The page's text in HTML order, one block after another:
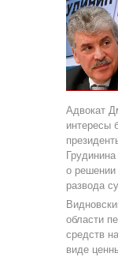
Адвокат
интересы
о
развода
области
средств
виде